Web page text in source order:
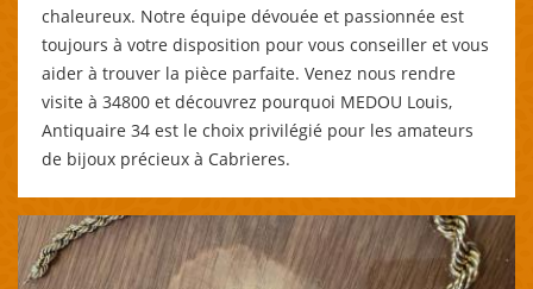
chaleureux. Notre équipe dévouée et passionnée est
toujours à votre disposition pour vous conseiller et vous
aider à trouver la pièce parfaite. Venez nous rendre
visite à 34800 et découvrez pourquoi MEDOU Louis,
Antiquaire 34 est le choix privilégié pour les amateurs
de bijoux précieux à Cabrieres.